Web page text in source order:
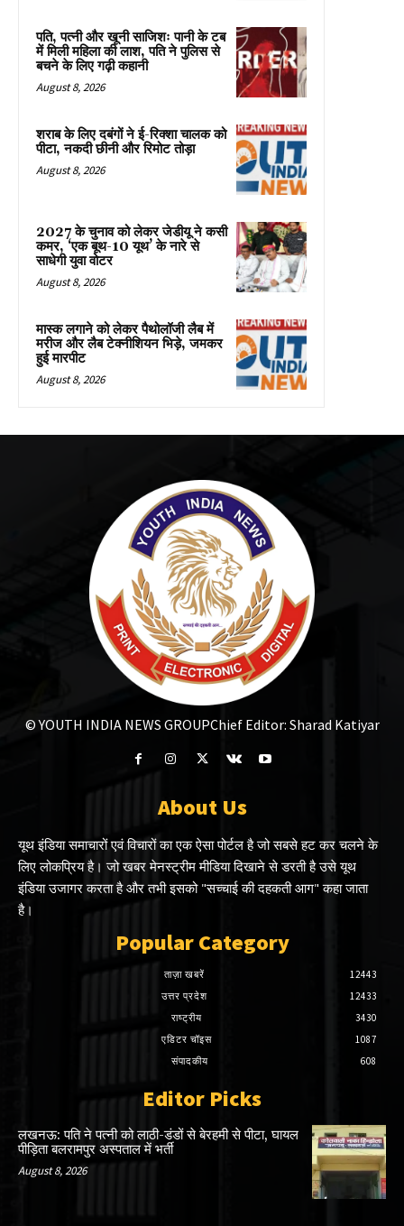
पति, पत्नी और खूनी साजिशः पानी के टब
में मिली महिला की लाश, पति ने पुलिस से
बचने के लिए गढ़ी कहानी
August 8, 2026
शराब के लिए दबंगों ने ई-रिक्शा चालक को
पीटा, नकदी छीनी और रिमोट तोड़ा
August 8, 2026
2027 के चुनाव को लेकर जेडीयू ने कसी
कमर, ‘एक बूथ-10 यूथ’ के नारे से
साधेगी युवा वोटर
August 8, 2026
मास्क लगाने को लेकर पैथोलॉजी लैब में
मरीज और लैब टेक्नीशियन भिड़े, जमकर
हुई मारपीट
August 8, 2026
© YOUTH INDIA NEWS GROUPChief Editor: Sharad Katiyar
About Us
यूथ इंडिया समाचारों एवं विचारों का एक ऐसा पोर्टल है जो सबसे हट कर चलने के
लिए लोकप्रिय है। जो खबर मेनस्ट्रीम मीडिया दिखाने से डरती है उसे यूथ
इंडिया उजागर करता है और तभी इसको "सच्चाई की दहकती आग" कहा जाता
है।
Popular Category
ताज़ा खबरें
12443
उत्तर प्रदेश
12433
राष्ट्रीय
3430
एडिटर चॉइस
1087
संपादकीय
608
Editor Picks
लखनऊ: पति ने पत्नी को लाठी-डंडों से बेरहमी से पीटा, घायल
पीड़िता बलरामपुर अस्पताल में भर्ती
August 8, 2026